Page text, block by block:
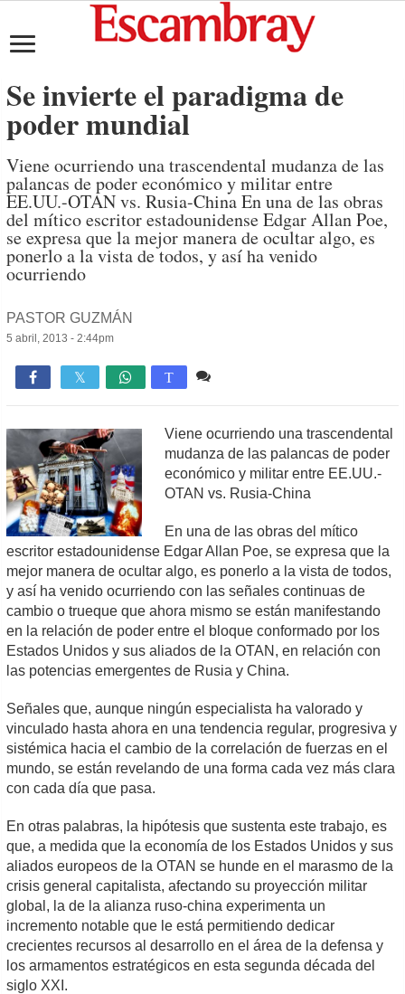
Se invierte el paradigma de
poder mundial
Viene ocurriendo una trascendental mudanza de las
palancas de poder económico y militar entre
EE.UU.-OTAN vs. Rusia-China En una de las obras
del mítico escritor estadounidense Edgar Allan Poe,
se expresa que la mejor manera de ocultar algo, es
ponerlo a la vista de todos, y así ha venido
ocurriendo
PASTOR GUZMÁN
5 abril, 2013 - 2:44pm
 T
Viene ocurriendo una trascendental
mudanza de las palancas de poder
económico y militar entre EE.UU.-
OTAN vs. Rusia-China
En una de las obras del mítico
escritor estadounidense Edgar Allan Poe, se expresa que la
mejor manera de ocultar algo, es ponerlo a la vista de todos,
y así ha venido ocurriendo con las señales continuas de
cambio o trueque que ahora mismo se están manifestando
en la relación de poder entre el bloque conformado por los
Estados Unidos y sus aliados de la OTAN, en relación con
las potencias emergentes de Rusia y China.
Señales que, aunque ningún especialista ha valorado y
vinculado hasta ahora en una tendencia regular, progresiva y
sistémica hacia el cambio de la correlación de fuerzas en el
mundo, se están revelando de una forma cada vez más clara
con cada día que pasa.
En otras palabras, la hipótesis que sustenta este trabajo, es
que, a medida que la economía de los Estados Unidos y sus
aliados europeos de la OTAN se hunde en el marasmo de la
crisis general capitalista, afectando su proyección militar
global, la de la alianza ruso-china experimenta un
incremento notable que le está permitiendo dedicar
crecientes recursos al desarrollo en el área de la defensa y
los armamentos estratégicos en esta segunda década del
siglo XXI.